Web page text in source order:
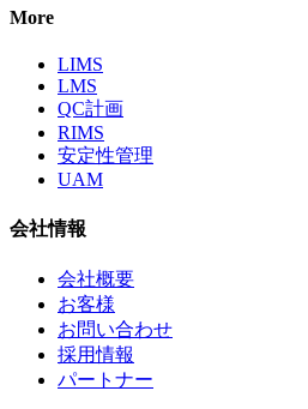
More
LIMS
LMS
QC計画
RIMS
安定性管理
UAM
会社情報
会社概要
お客様
お問い合わせ
採用情報
パートナー